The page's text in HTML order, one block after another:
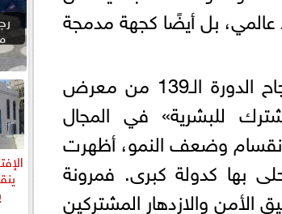
عالمي، بل أيضًا كجهة مدمجة
ومن منظور الحوكمة العالمية على المدى الطويل، فإن نجاح الدورة الـ139 من معرض
للبشرية» في المجال
وضعف النمو، أظهرت
بها كدولة كبرى. فمرونة
الأمن والازدهار المشتركين